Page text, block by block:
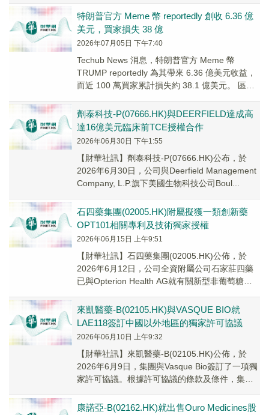
特朗普官方 Meme 幣 reportedly 創收 6.36 億
美元，買家損失 38 億
2026年07月05日 下午7:40
Techub News 消息，特朗普官方 Meme 幣
TRUMP reportedly 為其帶來 6.36 億美元收益，
而近 100 萬買家累計損失約 38.1 億美元。 區
劑泰科技-P(07666.HK)與DEERFIELD達成高
達16億美元臨床前TCE授權合作
2026年06月30日 下午1:55
​【財華社訊】劑泰科技-P(07666.HK)公布，於
2026年6月30日，公司與Deerfield Management
Company, L.P.旗下美國生物科技公司Boul...
石四藥集團(02005.HK)附屬擬獲一類創新藥
OPT101相關專利及技術獨家授權
2026年06月15日 上午9:51
【財華社訊】石四藥集團(02005.HK)公佈，於
2026年6月12日，公司全資附屬公司石家莊四藥
已與Opterion Health AG就有關新型非葡萄糖基
來凱醫藥-B(02105.HK)與VASQUE BIO就
LAE118簽訂中國以外地區的獨家許可協議
2026年06月10日 上午9:32
【財華社訊】來凱醫藥-B(02105.HK)公佈，於
2026年6月9日，集團與Vasque Bio簽訂了一項獨
家許可協議。根據許可協議的條款及條件，集團
康諾亞-B(02162.HK)就出售Ouro Medicines股